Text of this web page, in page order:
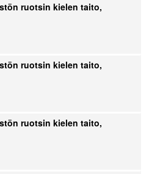
ruotsin kielen taito,
ruotsin kielen taito,
ruotsin kielen taito,